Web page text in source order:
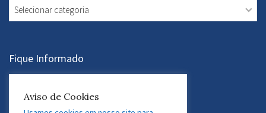
Seções
conteúdo
Fique Informado
Assine a Newsletter
Aviso de Cookies